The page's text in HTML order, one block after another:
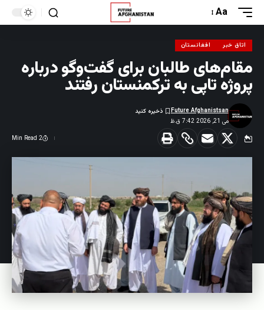
Aa
اتاق خبر افغانستان
مقام‌های طالبان برای گفت‌وگو درباره
پروژه تاپی به ترکمنستان رفتند
می 21, 2026 7:42 ق.ظ
Future Afghanistsan
2 Min Read